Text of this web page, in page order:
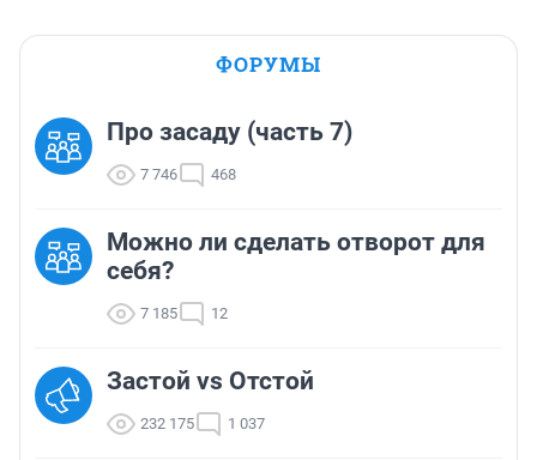
ФОРУМЫ
Про засаду (часть 7)
7 746 468
Можно ли сделать отворот для
себя?
7 185 12
Застой vs Отстой
232 175 1 037